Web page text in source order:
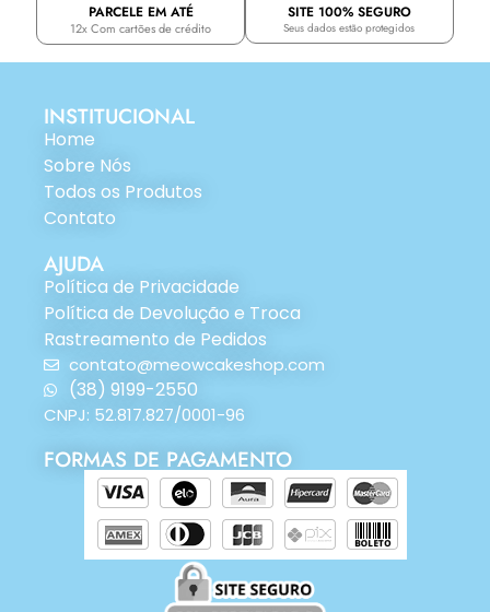
PARCELE EM ATÉ
12x Com cartões de crédito
SITE 100% SEGURO
Seus dados estão protegidos
INSTITUCIONAL
Home
Sobre Nós
Todos os Produtos
Contato
AJUDA
Política de Privacidade
Política de Devolução e Troca
Rastreamento de Pedidos
contato@meowcakeshop.com
(38) 9199-2550
CNPJ: 52.817.827/0001-96
FORMAS DE PAGAMENTO